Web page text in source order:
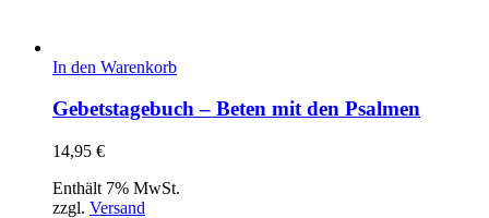
In den Warenkorb
Gebetstagebuch – Beten mit den Psalmen
14,95 €
Enthält 7% MwSt.
zzgl. Versand